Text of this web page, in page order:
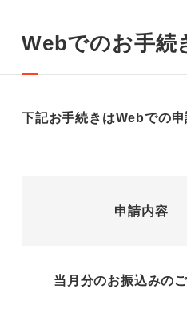
Webでのお手続
下記お手続きはWebでの
申請内容
当月分のお振込みの